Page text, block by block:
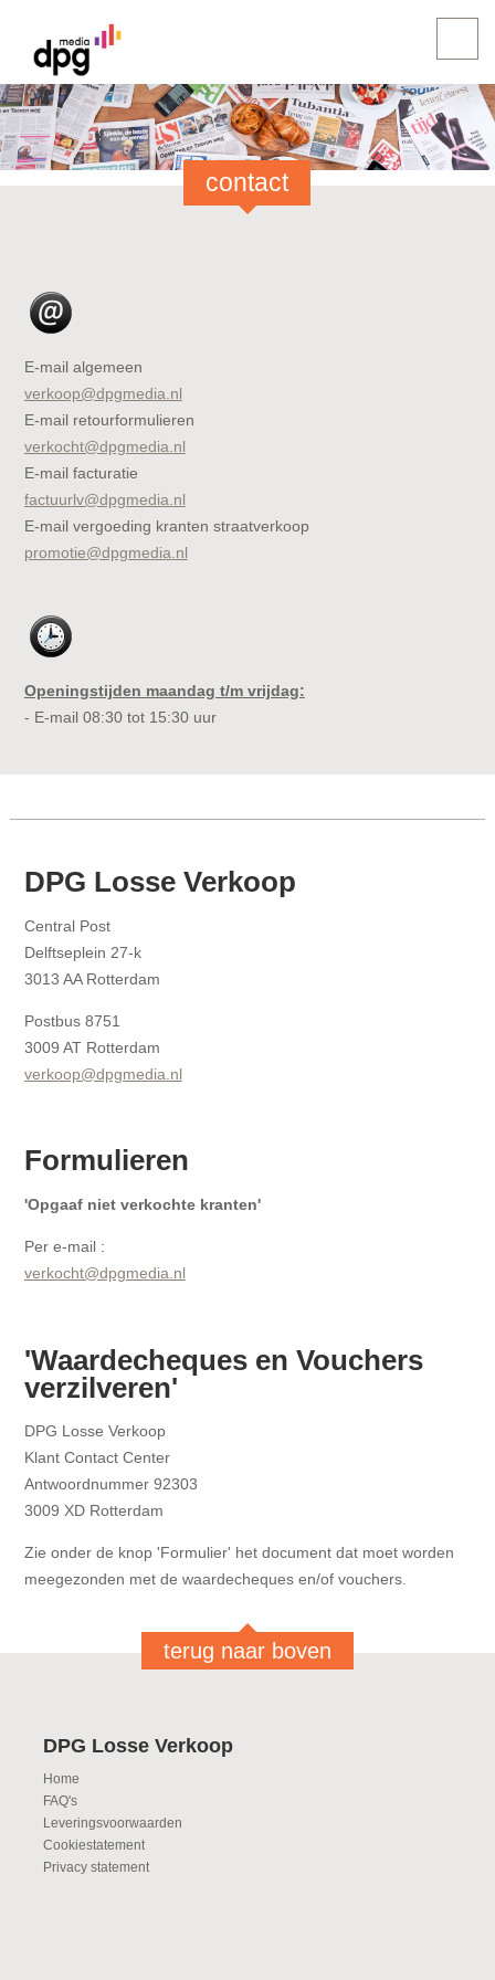
contact
E-mail algemeen
verkoop@dpgmedia.nl
E-mail retourformulieren
verkocht@dpgmedia.nl
E-mail facturatie
factuurlv@dpgmedia.nl
E-mail vergoeding kranten straatverkoop
promotie@dpgmedia.nl
Openingstijden maandag t/m vrijdag:
- E-mail 08:30 tot 15:30 uur
DPG Losse Verkoop
Central Post
Delftseplein 27-k
3013 AA Rotterdam
Postbus 8751
3009 AT Rotterdam
verkoop@dpgmedia.nl
Formulieren
'Opgaaf niet verkochte kranten'
Per e-mail :
verkocht@dpgmedia.nl
'Waardecheques en Vouchers
verzilveren'
DPG Losse Verkoop
Klant Contact Center
Antwoordnummer 92303
3009 XD Rotterdam
Zie onder de knop 'Formulier' het document dat moet worden
meegezonden met de waardecheques en/of vouchers.
terug naar boven
DPG Losse Verkoop
Home
FAQ's
Leveringsvoorwaarden
Cookiestatement
Privacy statement